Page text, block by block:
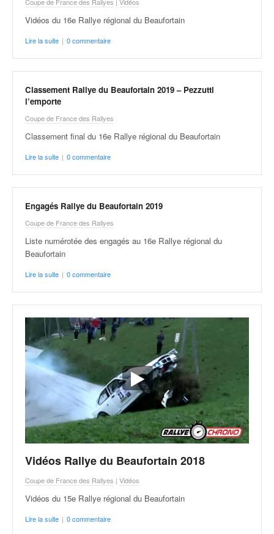
Vidéos du 16e Rallye régional du Beaufortain
Lire la suite | 0 commentaire
Classement Rallye du Beaufortain 2019 – Pezzutti
l’emporte
Coupe de France des Rallyes
Classement final du 16e Rallye régional du Beaufortain
Lire la suite | 0 commentaire
Engagés Rallye du Beaufortain 2019
Coupe de France des Rallyes
Liste numérotée des engagés au 16e Rallye régional du
Beaufortain
Lire la suite | 0 commentaire
Vidéos Rallye du Beaufortain 2018
Coupe de France des Rallyes | Vidéos
Vidéos du 15e Rallye régional du Beaufortain
Lire la suite | 0 commentaire